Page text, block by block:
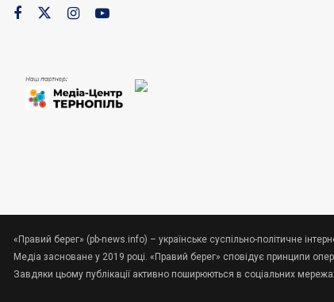
«Правий берег» (pb-news.info) – українське суспільно-політичне
Медіа засноване у 2019 році. «Правий берег» сповідує принципи
Завдяки цьому публікації активно поширюються в соціальних